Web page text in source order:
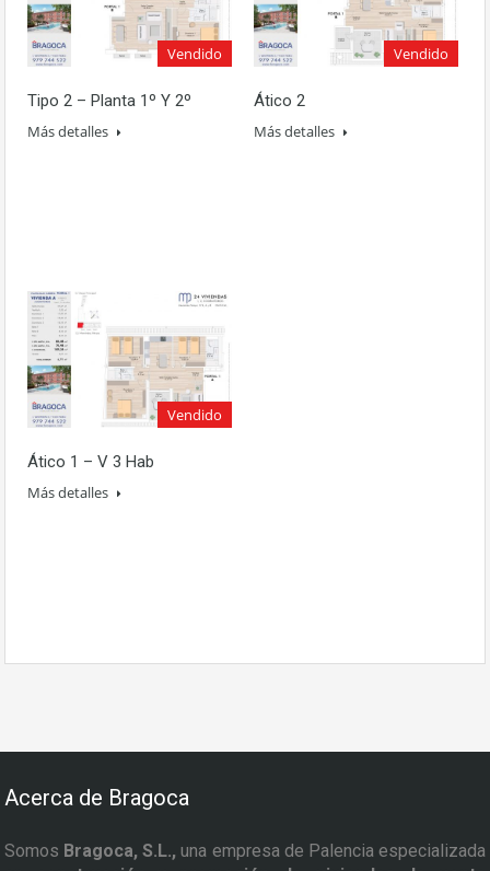
Vendido
Tipo 2 – Planta 1º Y 2º
Más detalles
Vendido
Ático 2
Más detalles
Vendido
Ático 1 – V 3 Hab
Más detalles
Acerca de Bragoca
Somos Bragoca, S.L.,una empresa de Palencia especializada